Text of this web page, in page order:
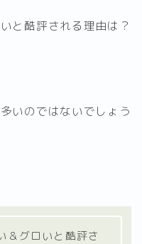
と酷評される理由は？
いのではないでしょう
＆グロいと酷評さ